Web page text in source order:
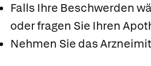
Falls Ihre Beschwerden
oder fragen Sie Ihren
Nehmen Sie das